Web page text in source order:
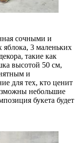
сочными и
3 маленьких
такие как
высотой 50 см,
и
для тех, кто ценит
небольшие
букета будет